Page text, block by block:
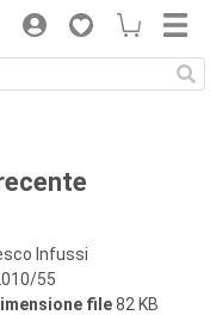
Infussi
55
file82 KB